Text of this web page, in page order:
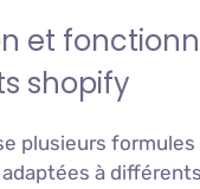
et
shopify
plusieurs formules
adaptées à